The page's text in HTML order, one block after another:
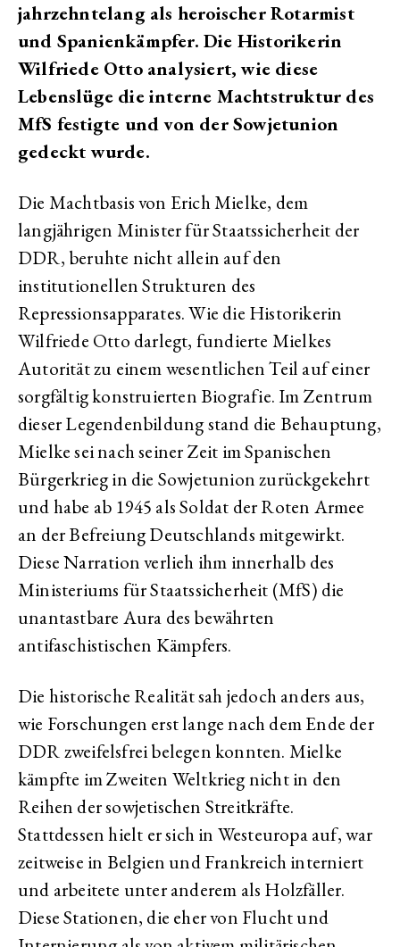
jahrzehntelang als heroischer Rotarmist
und Spanienkämpfer. Die Historikerin
Wilfriede Otto analysiert, wie diese
Lebenslüge die interne Machtstruktur des
MfS festigte und von der Sowjetunion
gedeckt wurde.
Die Machtbasis von Erich Mielke, dem
langjährigen Minister für Staatssicherheit der
DDR, beruhte nicht allein auf den
institutionellen Strukturen des
Repressionsapparates. Wie die Historikerin
Wilfriede Otto darlegt, fundierte Mielkes
Autorität zu einem wesentlichen Teil auf einer
sorgfältig konstruierten Biografie. Im Zentrum
dieser Legendenbildung stand die Behauptung,
Mielke sei nach seiner Zeit im Spanischen
Bürgerkrieg in die Sowjetunion zurückgekehrt
und habe ab 1945 als Soldat der Roten Armee
an der Befreiung Deutschlands mitgewirkt.
Diese Narration verlieh ihm innerhalb des
Ministeriums für Staatssicherheit (MfS) die
unantastbare Aura des bewährten
antifaschistischen Kämpfers.
Die historische Realität sah jedoch anders aus,
wie Forschungen erst lange nach dem Ende der
DDR zweifelsfrei belegen konnten. Mielke
kämpfte im Zweiten Weltkrieg nicht in den
Reihen der sowjetischen Streitkräfte.
Stattdessen hielt er sich in Westeuropa auf, war
zeitweise in Belgien und Frankreich interniert
und arbeitete unter anderem als Holzfäller.
Diese Stationen, die eher von Flucht und